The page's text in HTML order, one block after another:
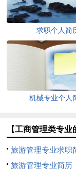
求职个人简
机械专业个人
【工商管理类专
旅游管理专业求职
旅游管理专业简历